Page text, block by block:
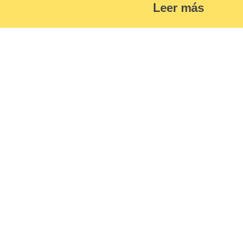
Aviso legal y política de privacidad
Leer más